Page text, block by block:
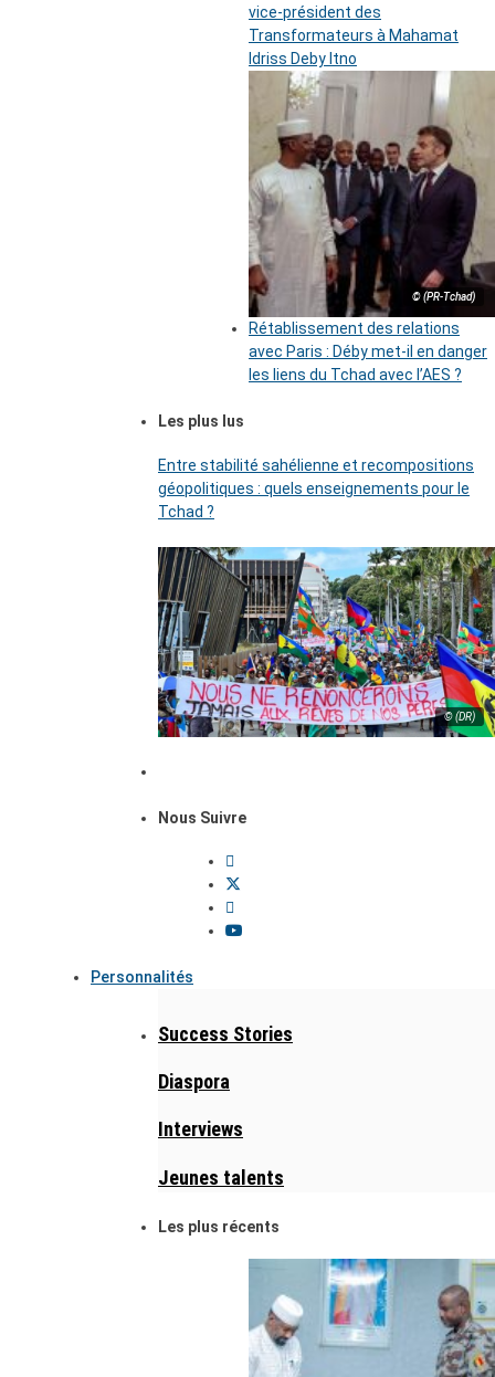
vice-président des
Transformateurs à Mahamat
Idriss Deby Itno
© (PR-Tchad)
Rétablissement des relations
avec Paris : Déby met-il en danger
les liens du Tchad avec l’AES ?
Les plus lus
Entre stabilité sahélienne et recompositions
géopolitiques : quels enseignements pour le
Tchad ?
© (DR)
Nous Suivre
Personnalités
Success Stories
Diaspora
Interviews
Jeunes talents
Les plus récents